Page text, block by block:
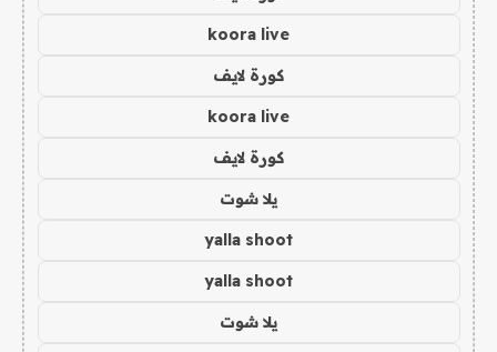
koora live
كورة لايف
koora live
كورة لايف
يلا شوت
yalla shoot
yalla shoot
يلا شوت